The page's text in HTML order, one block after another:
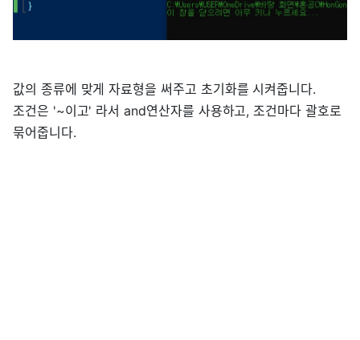
값의 종류에 맞게 자료형을 써주고 초기화를 시켜줍니다.
조건은 '~이고' 라서 and연산자를 사용하고, 조건마다 괄호로
묶어줍니다.